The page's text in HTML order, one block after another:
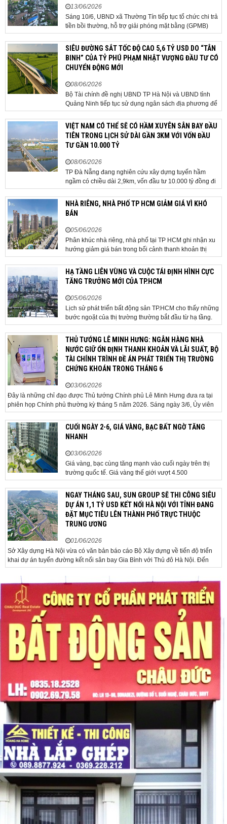
13/06/2026
Sáng 10/6, UBND xã Thường Tín tiếp tục tổ chức chi trả
tiền bồi thường, hỗ trợ giải phóng mặt bằng (GPMB)
cho 106 hộ gia đình, cá nhân thuộc diện thu hồi đất để
thực hiện dự án Khu đô thị thể thao Quốc tế Hà Nội trên
địa bàn thôn Nhuệ Giang. Trong...
SIÊU ĐƯỜNG SẮT TỐC ĐỘ CAO 5,6 TỶ USD DO “TÂN
BINH” CỦA TỶ PHÚ PHẠM NHẬT VƯỢNG ĐẦU TƯ CÓ
CHUYỂN ĐỘNG MỚI
08/06/2026
Bộ Tài chính đề nghị UBND TP Hà Nội và UBND tỉnh
Quảng Ninh tiếp tục sử dụng ngân sách địa phương để
thực hiện công tác giải phóng mặt bằng đối với phần
tuyến đi qua địa bàn hai địa phương, bảo đảm tiến độ
triển khai. Bộ Tài chính vừa có công văn...
VIỆT NAM CÓ THỂ SẼ CÓ HẦM XUYÊN SÂN BAY ĐẦU
TIÊN TRONG LỊCH SỬ DÀI GẦN 3KM VỚI VỐN ĐẦU
TƯ GẦN 10.000 TỶ
08/06/2026
TP Đà Nẵng đang nghiên cứu xây dựng tuyến hầm
ngầm có chiều dài 2,9km, vốn đầu tư 10.000 tỷ đồng đi
qua sân bay quốc tế. TP Đà Nẵng đang nghiên cứu một
phương án hạ tầng mang tính đột phá khi đề xuất xây
dựng tuyến hầm ngầm xuyên qua khu vực sân...
NHÀ RIÊNG, NHÀ PHỐ TP HCM GIẢM GIÁ VÌ KHÓ
BÁN
05/06/2026
Phân khúc nhà riêng, nhà phố tại TP HCM ghi nhận xu
hướng giảm giá bán trong bối cảnh thanh khoản thị
trường suy yếu, người mua thận trọng. Sau hơn 5 tháng
rao bán căn nhà trong hẻm khu vực Bảy Hiền, anh
Minh, một chủ nhà tại TP HCM, chấp nhận hạ giá...
HẠ TẦNG LIÊN VÙNG VÀ CUỘC TÁI ĐỊNH HÌNH CỰC
TĂNG TRƯỞNG MỚI CỦA TP.HCM
05/06/2026
Lịch sử phát triển bất động sản TP.HCM cho thấy những
bước ngoặt của thị trường thường bắt đầu từ hạ tầng.
Khi các tuyến kết nối liên vùng đồng loạt tăng tốc, cấu
trúc phát triển đô thị đang dần thay đổi, mở ra những
hành lang tăng trưởng mới và kéo theo quá...
THỦ TƯỚNG LÊ MINH HƯNG: NGÂN HÀNG NHÀ
NƯỚC GIỮ ỔN ĐỊNH THANH KHOẢN VÀ LÃI SUẤT, BỘ
TÀI CHÍNH TRÌNH ĐỀ ÁN PHÁT TRIỂN THỊ TRƯỜNG
CHỨNG KHOÁN TRONG THÁNG 6
03/06/2026
Đây là những chỉ đạo được Thủ tướng Chính phủ Lê Minh Hưng đưa ra tại
phiên họp Chính phủ thường kỳ tháng 5 năm 2026. Sáng ngày 3/6, Ủy viên
Bộ Chính trị, Bí thư Đảng ủy Chính phủ, Thủ tướng Chính phủ Lê Minh Hưng
đã chủ trì phiên họp Chính phủ thường...CUỐI NGÀY 2-6, GIÁ VÀNG, BẠC BẤT NGỜ TĂNG
NHANH
03/06/2026
Giá vàng, bạc cùng tăng mạnh vào cuối ngày trên thị
trường quốc tế. Giá vàng thế giới vượt 4.500
USD/ounce. Cuối ngày 2-6, giá vàng hôm nay trên thị
trường quốc tế được giao dịch ở mức 4.520
USD/ounce, tăng khoảng 35 USD/ounce so với buổi
sáng. Trong phiên, có thời điểm giá vàng...
NGAY THÁNG SAU, SUN GROUP SẼ THI CÔNG SIÊU
DỰ ÁN 1,1 TỶ USD KẾT NỐI HÀ NỘI VỚI TỈNH ĐANG
ĐẶT MỤC TIÊU LÊN THÀNH PHỐ TRỰC THUỘC
TRUNG ƯƠNG
01/06/2026
Sở Xây dựng Hà Nội vừa có văn bản báo cáo Bộ Xây dựng về tiến độ triển
khai dự án tuyến đường kết nối sân bay Gia Bình với Thủ đô Hà Nội. Đến
nay, công tác giải phóng mặt bằng và chuẩn bị đầu tư của dự án đã ghi nhận
nhiều kết...